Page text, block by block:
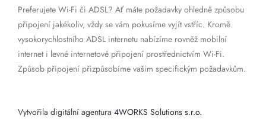
Preferujete Wi-Fi či ADSL? Ať máte požadavky ohledně způsobu
připojení jakékoliv, vždy se vám pokusíme vyjít vstříc. Kromě
vysokorychlostního ADSL internetu nabízíme rovněž mobilní
internet i levné internetové připojení prostřednictvím Wi-Fi.
Způsob připojení přizpůsobíme vašim specifickým požadavkům.
Vytvořila digitální agentura 4WORKS Solutions s.r.o.